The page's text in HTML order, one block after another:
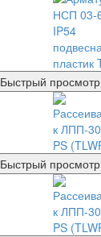
Быстрый просмотр
Быстрый просмотр